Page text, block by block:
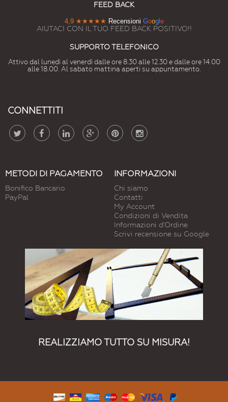
FEED BACK
4,9 ★★★★★ Recensioni Googl e
AIUTACI CON IL TUO FEED BACK POSITIVO!!
SUPPORTO TELEFONICO
Attivo dal lunedì al venerdì dalle ore 8.30 alle 12.30 e dalle ore 14.00
alle 18.00. Al sabato mattina aperti su appuntamento.
CONNETTITI
METODI DI PAGAMENTO
Bonifico Bancario
PayPal
INFORMAZIONI
Chi siamo
Contatti
My Account
Condizioni di Vendita
Informazioni d'Ordine
Scrivi recensione su Google
REALIZZIAMO TUTTO SU MISURA!